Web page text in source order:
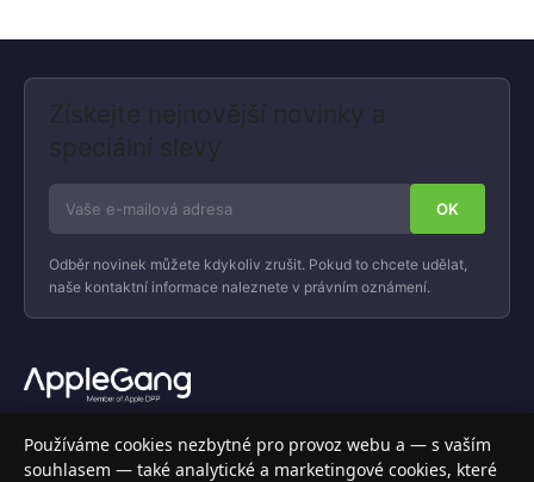
Získejte nejnovější novinky a
speciální slevy
Odběr novinek můžete kdykoliv zrušit. Pokud to chcete udělat,
naše kontaktní informace naleznete v právním oznámení.
Váš specializovaný obchod s Apple produkty, příslušenstvím a
elektronikou. Nakupujte bezpečně a s jistotou.
Používáme cookies nezbytné pro provoz webu a — s vaším
souhlasem — také analytické a marketingové cookies, které